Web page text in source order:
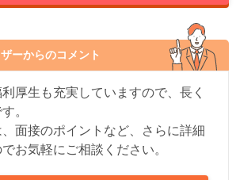
ーからのコメント
厚生も充実していますので、長く
。
面接のポイントなど、さらに詳細
お気軽にご相談ください。